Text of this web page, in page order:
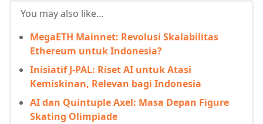
You may also like...
MegaETH Mainnet: Revolusi Skalabilitas
Ethereum untuk Indonesia?
Inisiatif J-PAL: Riset AI untuk Atasi
Kemiskinan, Relevan bagi Indonesia
AI dan Quintuple Axel: Masa Depan Figure
Skating Olimpiade